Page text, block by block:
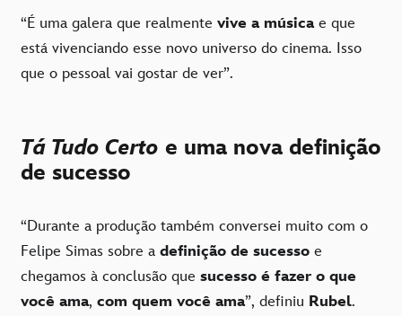
“É uma galera que realmente vive a músicae que
está vivenciando esse novo universo do cinema. Isso
que o pessoal vai gostar de ver”.
Tá Tudo Certo e uma nova definição
de sucesso
“Durante a produção também conversei muito com o
Felipe Simas sobre a definição de sucesso e
chegamos à conclusão que sucesso é fazer o que
você ama, com quem você ama”, definiu Rubel.